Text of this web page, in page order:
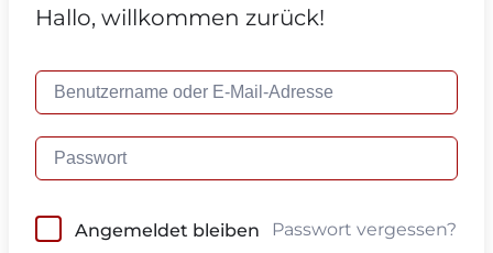
Hallo, willkommen zurück!
Angemeldet bleiben Passwort vergessen?